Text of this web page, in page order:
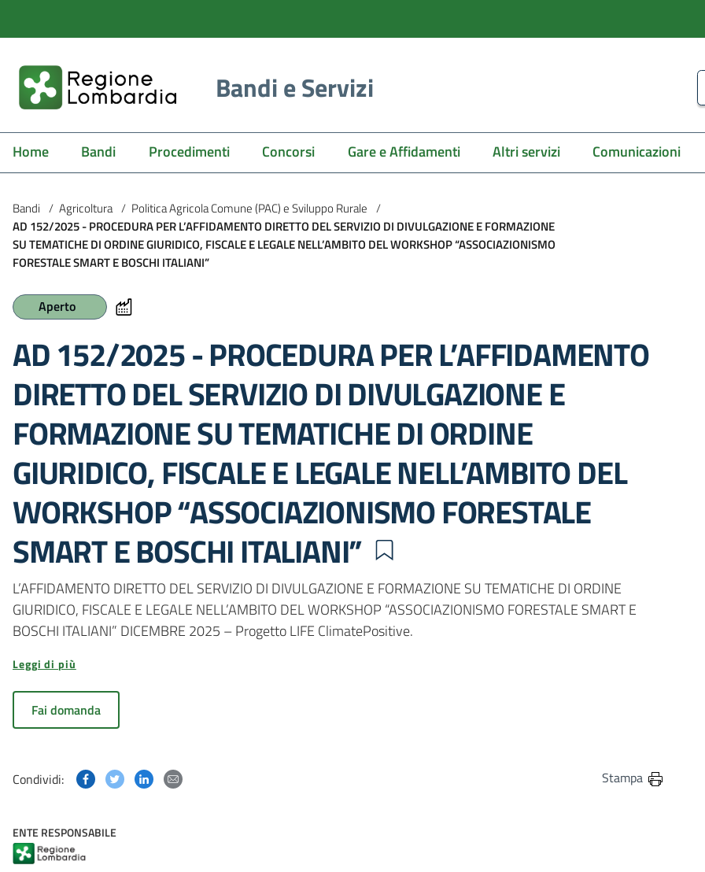
Bandi e Servizi
Home Bandi Procedimenti Concorsi Gare e Affidamenti Altri servizi Comunicazioni
Bandi / Agricoltura / Politica Agricola Comune (PAC) e Sviluppo Rurale /
AD 152/2025 - PROCEDURA PER L’AFFIDAMENTO DIRETTO DEL SERVIZIO DI DIVULGAZIONE E FORMAZIONE
SU TEMATICHE DI ORDINE GIURIDICO, FISCALE E LEGALE NELL’AMBITO DEL WORKSHOP “ASSOCIAZIONISMO
FORESTALE SMART E BOSCHI ITALIANI”
Aperto
AD 152/2025 - PROCEDURA PER L’AFFIDAMENTO
DIRETTO DEL SERVIZIO DI DIVULGAZIONE E
FORMAZIONE SU TEMATICHE DI ORDINE
GIURIDICO, FISCALE E LEGALE NELL’AMBITO DEL
WORKSHOP “ASSOCIAZIONISMO FORESTALE
SMART E BOSCHI ITALIANI”
L’AFFIDAMENTO DIRETTO DEL SERVIZIO DI DIVULGAZIONE E FORMAZIONE SU TEMATICHE DI ORDINE
GIURIDICO, FISCALE E LEGALE NELL’AMBITO DEL WORKSHOP “ASSOCIAZIONISMO FORESTALE SMART E
BOSCHI ITALIANI” DICEMBRE 2025 – Progetto LIFE ClimatePositive.
Leggi di più
Fai domanda
Condividi: Condividi questa pagina su Facebook
Condividi questa pagina su Twitter
Condividi questa pagina su Linkedin Stampa
ENTE RESPONSABILE